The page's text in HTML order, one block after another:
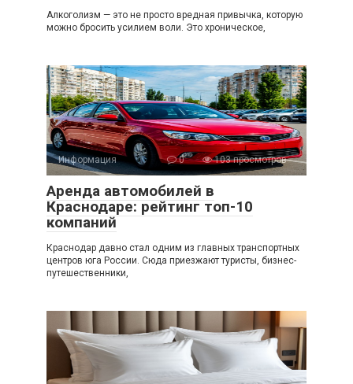
Алкоголизм — это не просто вредная привычка, которую
можно бросить усилием воли. Это хроническое,
Информация 0 103 просмотров
Аренда автомобилей в
Краснодаре: рейтинг топ-10
компаний
Краснодар давно стал одним из главных транспортных
центров юга России. Сюда приезжают туристы, бизнес-
путешественники,